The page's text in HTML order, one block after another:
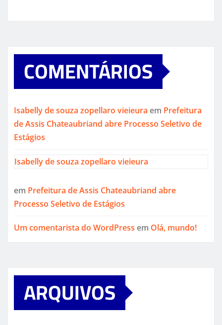
COMENTÁRIOS
Isabelly de souza zopellaro vieieura em Prefeitura
de Assis Chateaubriand abre Processo Seletivo de
Estágios
Isabelly de souza zopellaro vieieura
em Prefeitura de Assis Chateaubriand abre
Processo Seletivo de Estágios
Um comentarista do WordPress em Olá, mundo!
ARQUIVOS